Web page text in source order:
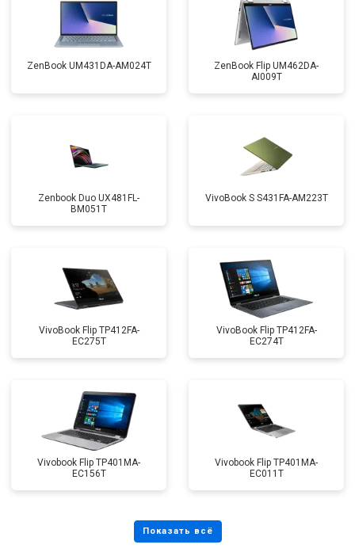
ZenBook UM431DA-AM024T
ZenBook Flip UM462DA-
AI009T
Zenbook Duo UX481FL-
BM051T
VivoBook S S431FA-AM223T
VivoBook Flip TP412FA-
EC275T
VivoBook Flip TP412FA-
EC274T
Vivobook Flip TP401MA-
EC156T
Vivobook Flip TP401MA-
EC011T